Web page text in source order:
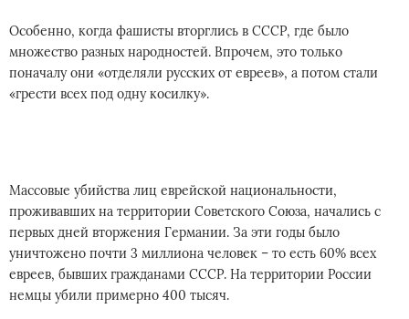
Особенно, когда фашисты вторглись в СССР, где было
множество разных народностей. Впрочем, это только
поначалу они «отделяли русских от евреев», а потом стали
«грести всех под одну косилку».
Массовые убийства лиц еврейской национальности,
проживавших на территории Советского Союза, начались с
первых дней вторжения Германии. За эти годы было
уничтожено почти 3 миллиона человек – то есть 60% всех
евреев, бывших гражданами СССР. На территории России
немцы убили примерно 400 тысяч.